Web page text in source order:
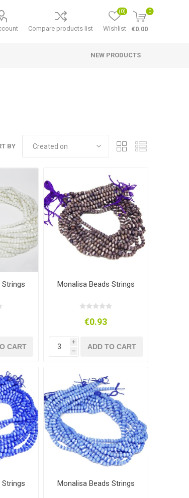
Compare products list Wishlist
(0) 0
€0.00
NEW PRODUCTS
BY
Strings
CART
Monalisa Beads Strings
€0.93
i
h
ADD TO CART
Strings Monalisa Beads Strings